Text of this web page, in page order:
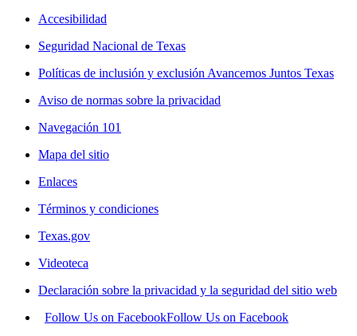
Accesibilidad
Seguridad Nacional de Texas
Políticas de inclusión y exclusión Avancemos Juntos Texas
Aviso de normas sobre la privacidad
Navegación 101
Mapa del sitio
Enlaces
Términos y condiciones
Texas.gov
Videoteca
Declaración sobre la privacidad y la seguridad del sitio web
Follow Us on FacebookFollow Us on Facebook